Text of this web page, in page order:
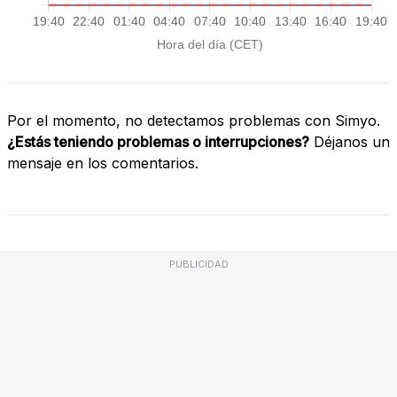
Por el momento, no detectamos problemas con Simyo.
¿Estás teniendo problemas o interrupciones? Déjanos un
mensaje en los comentarios.
PUBLICIDAD